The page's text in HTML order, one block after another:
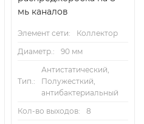
мь каналов
Элемент сети:
Коллектор
Диаметр.:
90 мм
Тип.:
Антистатический,
Полужесткий,
антибактериальный
Кол-во выходов:
8